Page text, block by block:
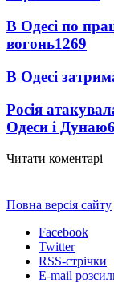
В Одесі по
вогонь1269
В Одесі
Росія
Одеси і Дунаю
Читати коментарі
Повна версія сайту
Facebook
Twitter
RSS-стрічки
E-mail